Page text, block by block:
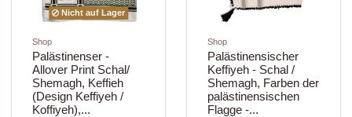
Nicht auf Lager
Shop
Palästinenser -
Allover Print Schal/
Shemagh, Keffieh
(Design Keffiyeh /
Koffiyeh),...
Shop
Palästinensischer
Keffiyeh - Schal /
Shemagh, Farben der
palästinensischen
Flagge -...